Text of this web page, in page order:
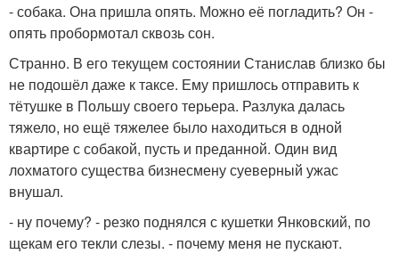
- собака. Она пришла опять. Можно её погладить? Он -
опять пробормотал сквозь сон.
Странно. В его текущем состоянии Станислав близко бы
не подошёл даже к таксе. Ему пришлось отправить к
тётушке в Польшу своего терьера. Разлука далась
тяжело, но ещё тяжелее было находиться в одной
квартире с собакой, пусть и преданной. Один вид
лохматого существа бизнесмену суеверный ужас
внушал.
- ну почему? - резко поднялся с кушетки Янковский, по
щекам его текли слезы. - почему меня не пускают.